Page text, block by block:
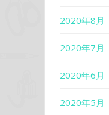
2020年8月
2020年7月
2020年6月
2020年5月